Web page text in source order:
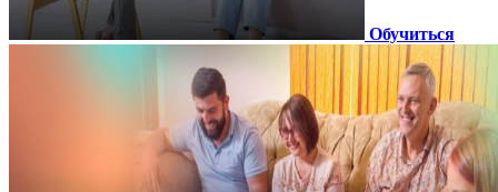
Обучиться